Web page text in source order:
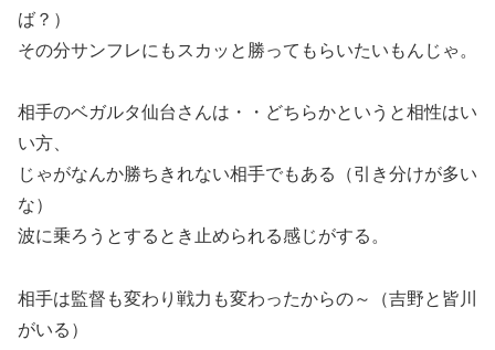
ば？）
その分サンフレにもスカッと勝ってもらいたいもんじゃ。
相手のベガルタ仙台さんは・・どちらかというと相性はい
い方、
じゃがなんか勝ちきれない相手でもある（引き分けが多い
な）
波に乗ろうとするとき止められる感じがする。
相手は監督も変わり戦力も変わったからの～（吉野と皆川
がいる）